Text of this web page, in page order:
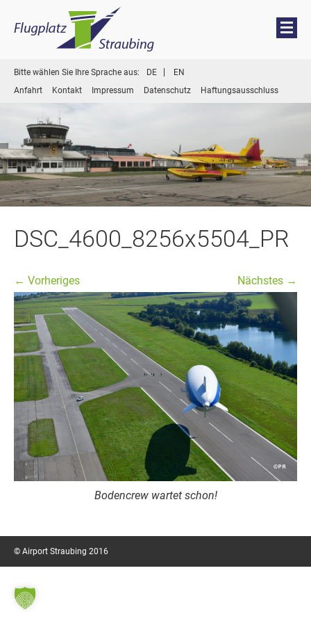
Menü
Inhalt
springen
Bitte wählen Sie Ihre Sprache aus: DE
EN
Anfahrt
Kontakt Impressum Datenschutz Haftungsausschluss
DSC_4600_8256x5504_PR
← Vorheriges Nächstes →
Bodencrew wartet schon!
© Airport Straubing 2016